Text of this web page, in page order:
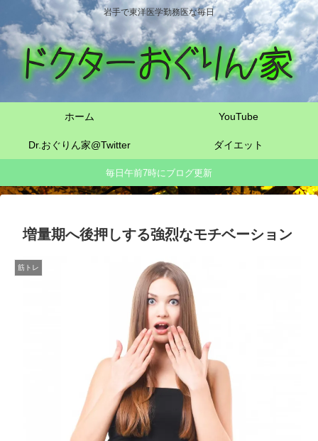
岩手で東洋医学勤務医な毎日
ホーム YouTube
Dr.おぐりん家@Twitter ダイエット
毎日午前7時にブログ更新
増量期へ後押しする強烈なモチベーション
筋トレ